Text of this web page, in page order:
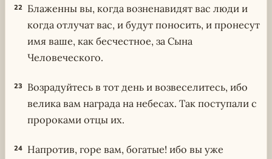
22 Блаженны вы, когда возненавидят вас люди и
когда отлучат вас, и будут поносить, и пронесут
имя ваше, как бесчестное, за Сына
Человеческого.
23
Возрадуйтесь в тот день и возвеселитесь, ибо
велика вам награда на небесах. Так поступали с
пророками отцы их.
24 Напротив, горе вам, богатые! ибо вы уже